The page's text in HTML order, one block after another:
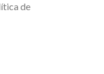
de